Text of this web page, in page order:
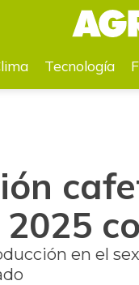
frente a 2025 con 5,57
Tecnología
en el